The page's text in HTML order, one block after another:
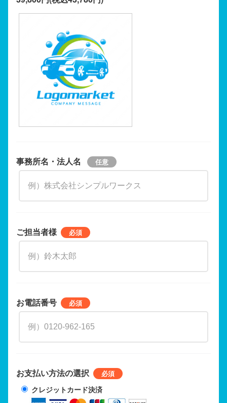
事務所名・法人名
ご担当者様
お電話番号
お支払い方法の選択
クレジットカード決済